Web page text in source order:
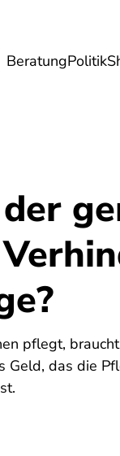
BeratungPolitik
Gesundheit
pflegt,
das die